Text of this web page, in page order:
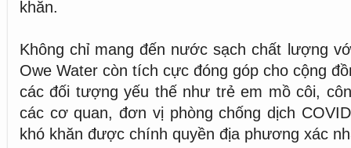
khăn.
Không chỉ mang đến nước sạch chất lượng
Owe Water còn tích cực đóng góp cho cộng
các đối tượng yếu thế như trẻ em mồ côi,
các cơ quan, đơn vị phòng chống dịch
khó khăn được chính quyền địa phương xác